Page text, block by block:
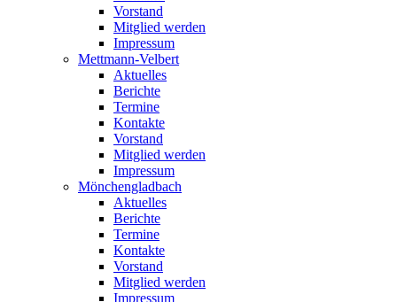
Vorstand
Mitglied werden
Impressum
Mettmann-Velbert
Aktuelles
Berichte
Termine
Kontakte
Vorstand
Mitglied werden
Impressum
Mönchengladbach
Aktuelles
Berichte
Termine
Kontakte
Vorstand
Mitglied werden
Impressum